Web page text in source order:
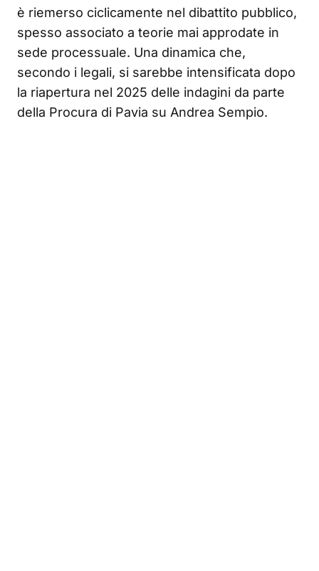
è riemerso ciclicamente nel dibattito pubblico,
spesso associato a teorie mai approdate in
sede processuale. Una dinamica che,
secondo i legali, si sarebbe intensificata dopo
la riapertura nel 2025 delle indagini da parte
della Procura di Pavia su Andrea Sempio.